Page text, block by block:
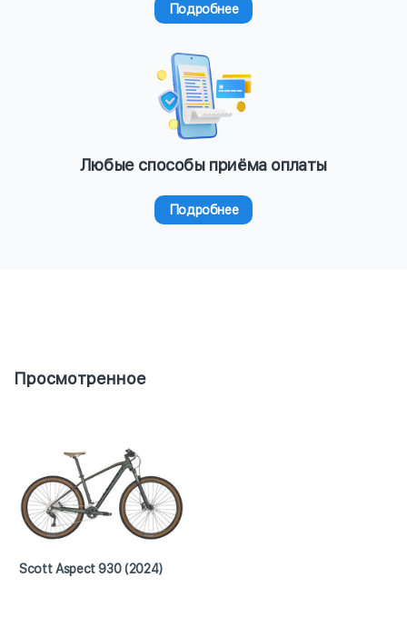
Подробнее
Любые способы приёма оплаты
Подробнее
Просмотренное
Scott Aspect 930 (2024)